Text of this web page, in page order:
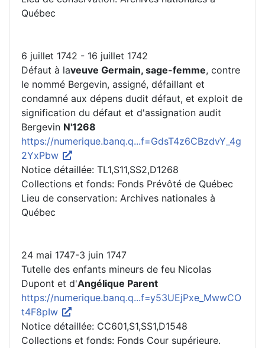
Québec
6 juillet 1742 - 16 juillet 1742
Défaut à laveuve Germain, sage-femme, contre
le nommé Bergevin, assigné, défaillant et
condamné aux dépens dudit défaut, et exploit de
signification du défaut et d'assignation audit
Bergevin N'1268
https://numerique.banq.q...f=GdsT4z6CBzdvY_4g
2YxPbw
Notice détaillée: TL1,S11,SS2,D1268
Collections et fonds: Fonds Prévôté de Québec
Lieu de conservation: Archives nationales à
Québec
24 mai 1747-3 juin 1747
Tutelle des enfants mineurs de feu Nicolas
Dupont et d'Angélique Parent
https://numerique.banq.q...f=y53UEjPxe_MwwCO
t4F8pIw
Notice détaillée: CC601,S1,SS1,D1548
Collections et fonds: Fonds Cour supérieure.